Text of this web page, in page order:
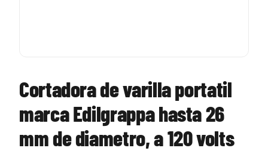
Cortadora de varilla portatil
marca Edilgrappa hasta 26
mm de diametro, a 120 volts